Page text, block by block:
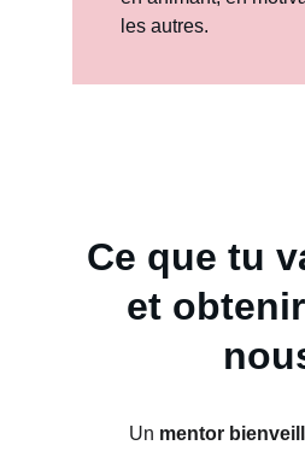
les autres.
Ce que tu
et
Un mentor